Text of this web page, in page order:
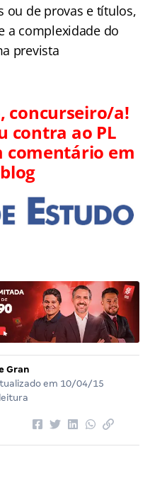
ou de provas e títulos,
a complexidade do
prevista
concurseiro/a!
contra ao PL
comentário em
Gran
em 10/04/15